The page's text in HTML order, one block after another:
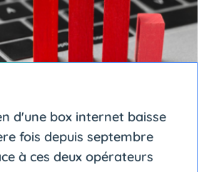
d'une box internet baisse
fois depuis septembre
à ces deux opérateurs